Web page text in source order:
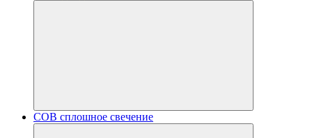
COB сплошное свечение